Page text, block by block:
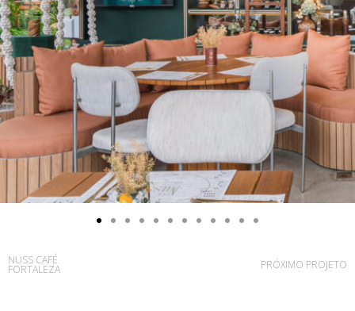
NUSS CAFÉ
FORTALEZA PRÓXIMO PROJETO